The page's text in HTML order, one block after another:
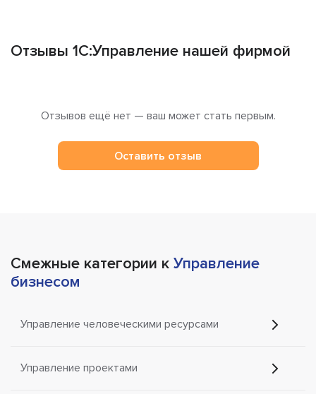
Отзывы 1C:Управление нашей фирмой
Отзывов ещё нет — ваш может стать первым.
Оставить отзыв
Смежные категории к Управление
бизнесом
Управление человеческими ресурсами
Управление проектами